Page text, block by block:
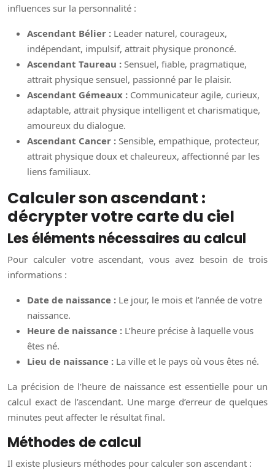
influences sur la personnalité :
Ascendant Bélier : Leader naturel, courageux,
indépendant, impulsif, attrait physique prononcé.
Ascendant Taureau : Sensuel, fiable, pragmatique,
attrait physique sensuel, passionné par le plaisir.
Ascendant Gémeaux : Communicateur agile, curieux,
adaptable, attrait physique intelligent et charismatique,
amoureux du dialogue.
Ascendant Cancer : Sensible, empathique, protecteur,
attrait physique doux et chaleureux, affectionné par les
liens familiaux.
Calculer son ascendant :
décrypter votre carte du ciel
Les éléments nécessaires au calcul
Pour calculer votre ascendant, vous avez besoin de trois
informations :
Date de naissance : Le jour, le mois et l’année de votre
naissance.
Heure de naissance : L’heure précise à laquelle vous
êtes né.
Lieu de naissance : La ville et le pays où vous êtes né.
La précision de l’heure de naissance est essentielle pour un
calcul exact de l’ascendant. Une marge d’erreur de quelques
minutes peut affecter le résultat final.
Méthodes de calcul
Il existe plusieurs méthodes pour calculer son ascendant :